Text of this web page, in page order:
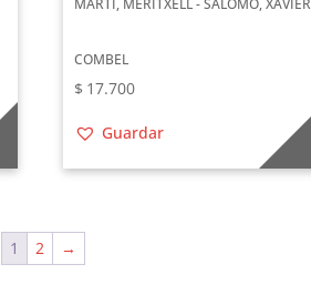
MARTÍ, MERITXELL - SALOMÓ, XAVIER
COMBEL
$ 17.700
Guardar
1 2 →